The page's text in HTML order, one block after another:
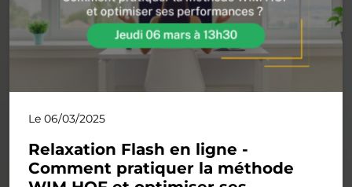
Le 06/03/2025
Relaxation Flash en ligne -
Comment pratiquer la méthode